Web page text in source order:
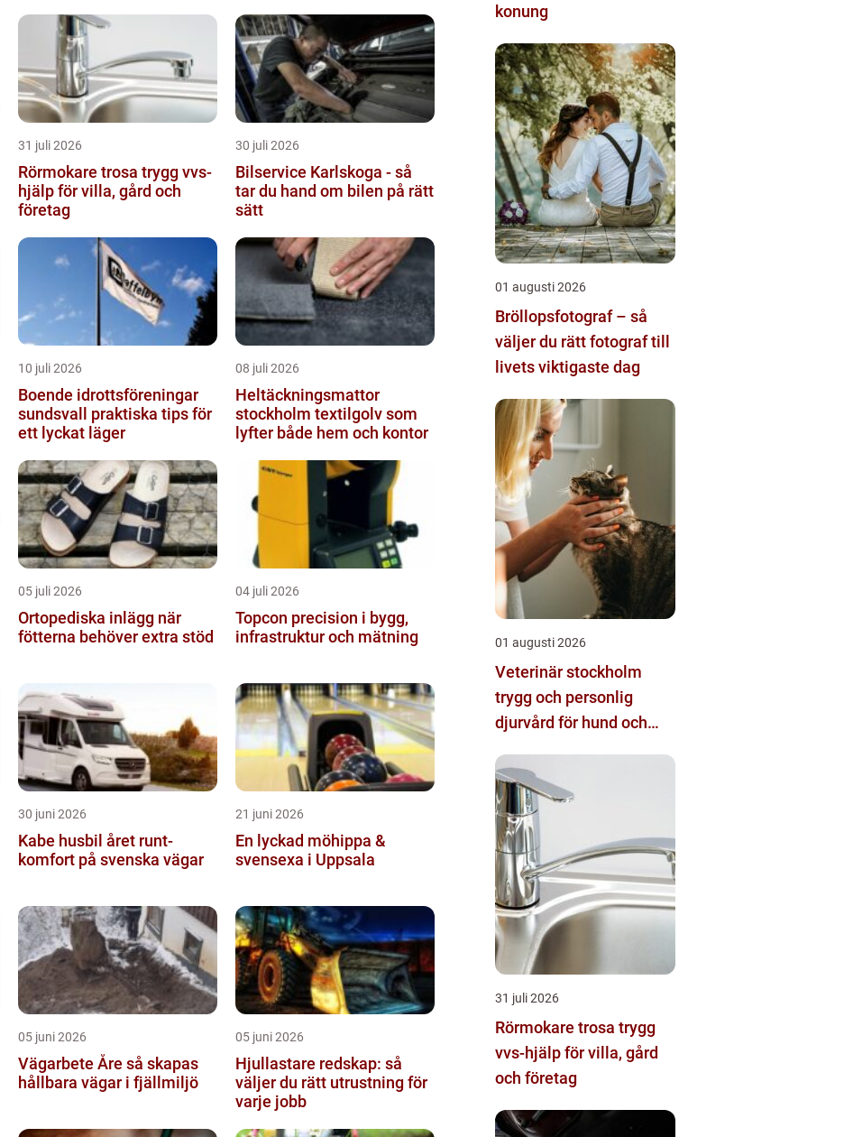
31 juli 2026
Rörmokare trosa trygg vvs-
hjälp för villa, gård och
företag
30 juli 2026
Bilservice Karlskoga - så
tar du hand om bilen på rätt
sätt
10 juli 2026
Boende idrottsföreningar
sundsvall praktiska tips för
ett lyckat läger
08 juli 2026
Heltäckningsmattor
stockholm textilgolv som
lyfter både hem och kontor
05 juli 2026
Ortopediska inlägg när
fötterna behöver extra stöd
04 juli 2026
Topcon precision i bygg,
infrastruktur och mätning
30 juni 2026
Kabe husbil året runt-
komfort på svenska vägar
21 juni 2026
En lyckad möhippa &
svensexa i Uppsala
05 juni 2026
Vägarbete Åre så skapas
hållbara vägar i fjällmiljö
05 juni 2026
Hjullastare redskap: så
väljer du rätt utrustning för
varje jobb
konung
01 augusti 2026
Bröllopsfotograf – så
väljer du rätt fotograf till
livets viktigaste dag
01 augusti 2026
Veterinär stockholm
trygg och personlig
djurvård för hund och
31 juli 2026
Rörmokare trosa trygg
vvs-hjälp för villa, gård
och företag